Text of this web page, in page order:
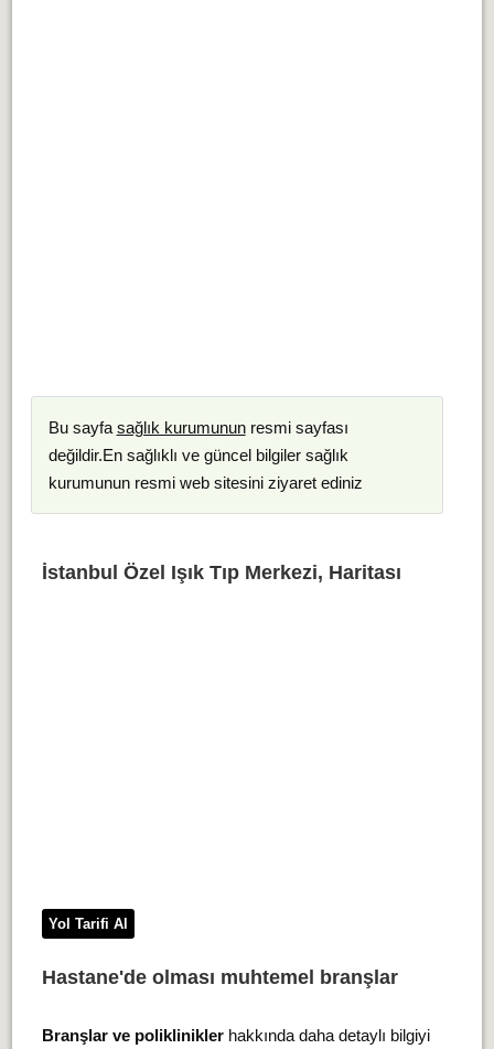
Bu sayfa sağlık kurumununresmi sayfası
değildir.En sağlıklı ve güncel bilgiler sağlık
kurumunun resmi web sitesini ziyaret ediniz
İstanbul Özel Işık Tıp Merkezi, Haritası
Yol Tarifi Al
Hastane'de olması muhtemel branşlar
Branşlar ve polikliniklerhakkında daha detaylı bilgiyi